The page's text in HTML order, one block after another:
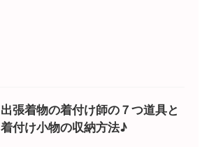
出張着物の着付け師の７つ道具と
着付け小物の収納方法♪